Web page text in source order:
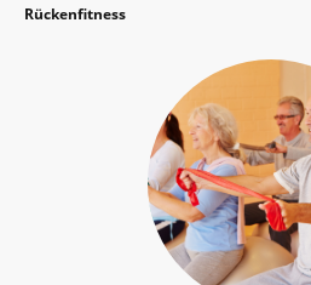
Rückenfitness